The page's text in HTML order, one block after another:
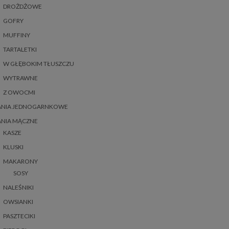
DROŻDŻOWE
GOFRY
MUFFINY
TARTALETKI
W GŁĘBOKIM TŁUSZCZU
WYTRAWNE
Z OWOCMI
JEDNOGARNKOWE
MĄCZNE
KASZE
KLUSKI
MAKARONY
SOSY
NALEŚNIKI
OWSIANKI
PASZTECIKI